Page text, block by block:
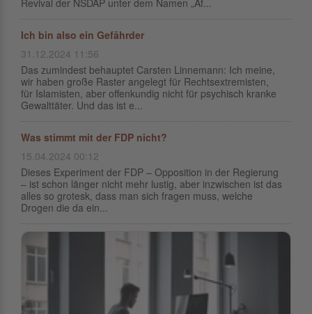
Revival der NSDAP unter dem Namen „Af...
Ich bin also ein Gefährder
31.12.2024 11:56
Das zumindest behauptet Carsten Linnemann: Ich meine,
wir haben große Raster angelegt für Rechtsextremisten,
für Islamisten, aber offenkundig nicht für psychisch kranke
Gewalttäter. Und das ist e...
Was stimmt mit der FDP nicht?
15.04.2024 00:12
Dieses Experiment der FDP – Opposition in der Regierung
– ist schon länger nicht mehr lustig, aber inzwischen ist das
alles so grotesk, dass man sich fragen muss, welche
Drogen die da ein...